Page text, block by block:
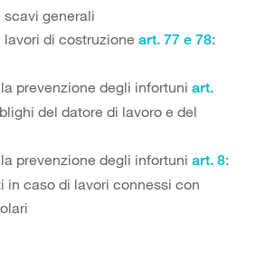
scavi generali
lavori di costruzione art. 77 e 78:
prevenzione degli infortuni art.
del datore di lavoro e del
prevenzione degli infortuni art. 8:
in caso di lavori connessi con